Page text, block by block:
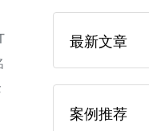
最新文章
案例推荐